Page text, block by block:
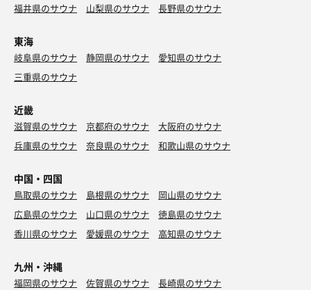
福井県のサウナ
山梨県のサウナ 長野県のサウナ
東海
岐阜県のサウナ 静岡県のサウナ
愛知県のサウナ
三重県のサウナ
近畿
滋賀県のサウナ 京都府のサウナ
大阪府のサウナ
兵庫県のサウナ
奈良県のサウナ 和歌山県のサウナ
中国・四国
鳥取県のサウナ 島根県のサウナ
岡山県のサウナ
広島県のサウナ
山口県のサウナ
徳島県のサウナ
香川県のサウナ
愛媛県のサウナ 高知県のサウナ
九州・沖縄
福岡県のサウナ 佐賀県のサウナ
長崎県のサウナ